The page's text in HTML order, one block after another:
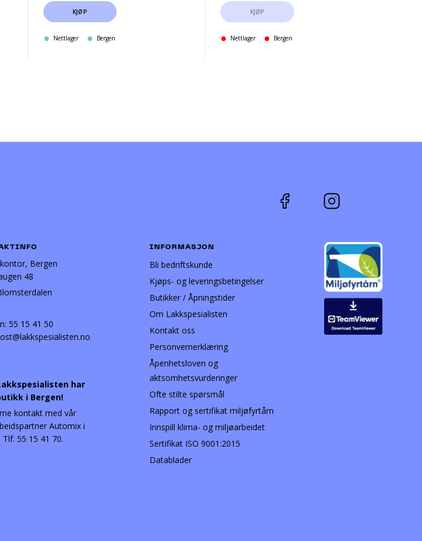
KJØP
Nettlager Bergen
KJØP
Nettlager Bergen
Bergen
48
55 15 41 50
har
i Bergen!
kontakt med vår
Automix i
Tlf. 55 15 41 70.
INFORMASJON
Bli bedriftskunde
Kjøps- og leveringsbetingelser
Butikker / Åpningstider
Om Lakkspesialisten
Kontakt oss
Personvernerklæring
Åpenhetsloven og
aktsomhetsvurderinger
Ofte stilte spørsmål
Rapport og sertifikat miljøfyrtårn
Innspill klima- og miljøarbeidet
Sertifikat ISO 9001:2015
Datablader